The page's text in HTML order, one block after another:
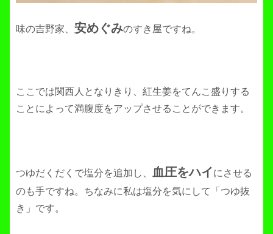
味の吉野家、 安めぐみのすき屋ですね。
ここでは関西人となりきり、紅生姜をてんこ盛りする
ことによって満腹度をアップさせることができます。
つゆだくだくで塩分を追加し、 血圧をハイにさせる
のも手ですね。ちなみに私は塩分を気にして「つゆ抜
き」です。